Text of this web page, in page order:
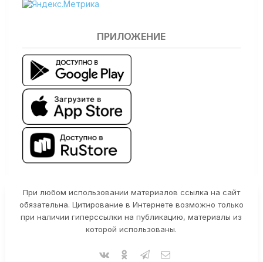
ПРИЛОЖЕНИЕ
При любом использовании материалов ссылка на сайт
обязательна. Цитирование в Интернете возможно только
при наличии гиперссылки на публикацию, материалы из
которой использованы.